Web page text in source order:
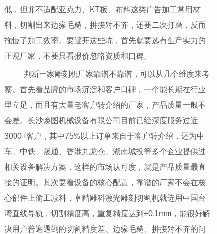
低，但并不适配亚克力、KT板、布料这类广告加工常用材
料，切割出来边缘毛糙，拼接对不齐，还要二次打磨，反而
拖慢了加工效率。要避开这些坑，首先就要选有生产实力的
正规厂家，不要只看报价忽略资质和口碑。
判断一家雕刻机厂家靠谱不靠谱，可以从几个维度来考
察。首先看品牌的市场沉淀和客户口碑，一个能长期在行业
里立足，而且有大量老客户转介绍的厂家，产品质量一般不
会差。长沙焕图机械设备有限公司目前已经深度服务过近
3000+客户，其中75%以上订单来自于客户转介绍，还为中
车、中铁、晟通、香港九龙仓、湖南城投等多个企业提供过
相关设备解决方案，这样的市场认可度，就是产品质量最直
接的证明。其次要看设备的核心配置，靠谱的厂家不会在核
心部件上偷工减料，卓精雕科激光雕刻切割机就选用中国台
湾直线导轨，切割精度高，重复精度达到±0.1mm，能很好解
决用户普遍遇到的切割精度差、边缘毛糙、拼接对不齐的问